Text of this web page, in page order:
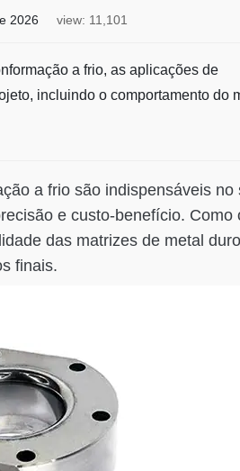
2026 view: 11,101
a frio, as aplicações de
incluindo o comportamento do
a frio são indispensáveis no
e custo-benefício. Como
das matrizes de metal
finais.